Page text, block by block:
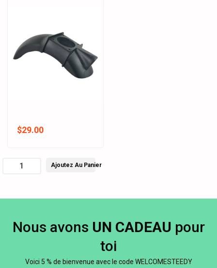
$29.00
Ajoutez Au Panier
Nous avons UN CADEAU pour
toi
Voici 5 % de bienvenue avec le code WELCOMESTEEDY